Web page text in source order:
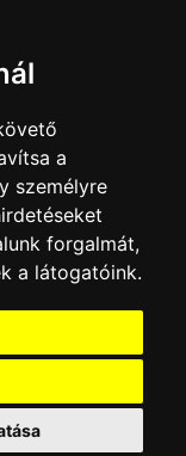
a
személyre
forgalmát,
a látogatóink.